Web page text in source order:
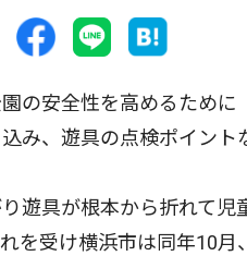
の安全性を高めるために
み、遊具の点検ポイント
遊具が根本から折れて児
を受け横浜市は同年10